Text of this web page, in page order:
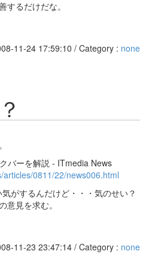
するだけだな。
11-24 17:59:10 / Category : none
バーを解説 - ITmedia News
0811/22/news006.html
がするんだけど・・・気のせい？
意見を求む。
11-23 23:47:14 / Category : none